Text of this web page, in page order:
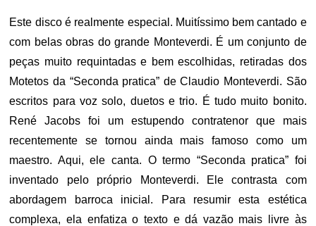
Este disco é realmente especial. Muitíssimo bem cantado e
com belas obras do grande Monteverdi. É um conjunto de
peças muito requintadas e bem escolhidas, retiradas dos
Motetos da “Seconda pratica” de Claudio Monteverdi. São
escritos para voz solo, duetos e trio. É tudo muito bonito.
René Jacobs foi um estupendo contratenor que mais
recentemente se tornou ainda mais famoso como um
maestro. Aqui, ele canta. O termo “Seconda pratica” foi
inventado pelo próprio Monteverdi. Ele contrasta com
abordagem barroca inicial. Para resumir esta estética
complexa, ela enfatiza o texto e dá vazão mais livre às